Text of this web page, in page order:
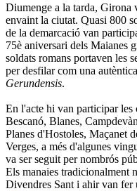
Diumenge a la tarda, Girona
envaint la ciutat. Quasi 800
de la demarcació van
75è aniversari dels Maianes
soldats romans portaven les
per desfilar com una
Gerundensis.
En l'acte hi van participar
Bescanó, Blanes,
Planes d'Hostoles, Maçanet
Verges, a més d'algunes
va ser seguit per nombrós
Els manaies tradicionalment
Divendres Sant i ahir van fer